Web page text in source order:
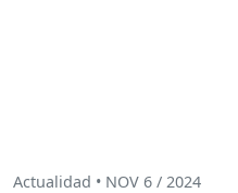
Actualidad • NOV 6 / 2024